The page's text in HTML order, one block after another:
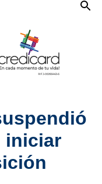
iniciar